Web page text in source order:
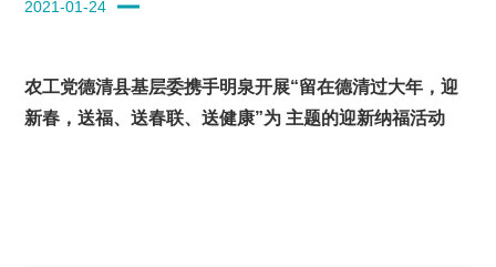
2021-01-24
农工党德清县基层委携手明泉开展“留在德清过大年，迎
新春，送福、送春联、送健康”为 主题的迎新纳福活动